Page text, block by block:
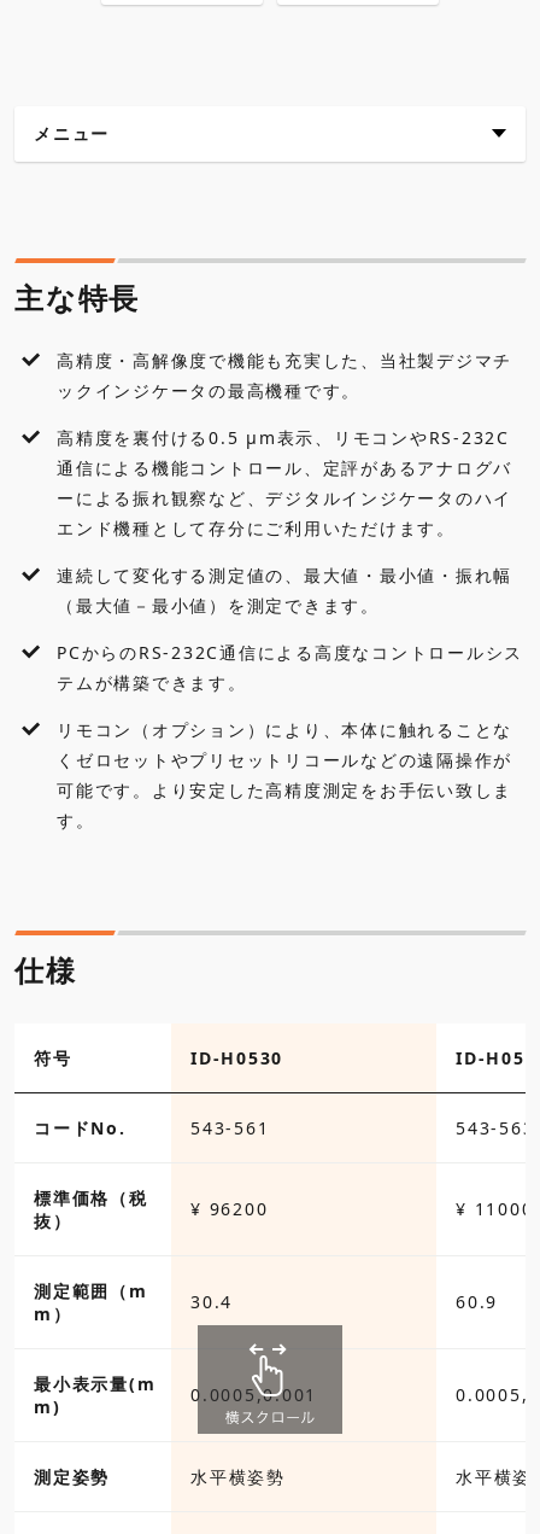
メニュー
仕様
標準付属品
外観寸法図
各種ダウンロード
アクセサリ・オプション
主な特長
高精度・高解像度で機能も充実した、当社製デジマチ
ックインジケータの最高機種です。
高精度を裏付ける0.5 μm表示、リモコンやRS-232C
通信による機能コントロール、定評があるアナログバ
ーによる振れ観察など、デジタルインジケータのハイ
エンド機種として存分にご利用いただけます。
連続して変化する測定値の、最大値・最小値・振れ幅
（最大値－最小値）を測定できます。
PCからのRS-232C通信による高度なコントロールシス
テムが構築できます。
リモコン（オプション）により、本体に触れることな
くゼロセットやプリセットリコールなどの遠隔操作が
可能です。より安定した高精度測定をお手伝い致しま
す。
仕様
符号 ID-H0530 ID-
コードNo. 543-561 543-563
標準価格（税
抜）
¥ 96200 ¥
測定範囲（m
m）
30.4 60.9
最小表示量(m
m)
0.0005,0.001
測定姿勢 水平横姿勢 水平横姿